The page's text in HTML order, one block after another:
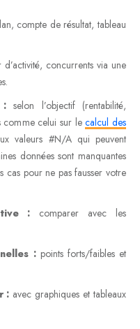
compte de résultat, tableau
d’activité, concurrents via une
:selon l’objectif (rentabilité,
comme celui sur lecalcul des
valeurs #N/A qui peuvent
données sont manquantes
pour ne pas fausser votre
: comparer avec les
:points forts/faibles et
: avec graphiques et tableaux